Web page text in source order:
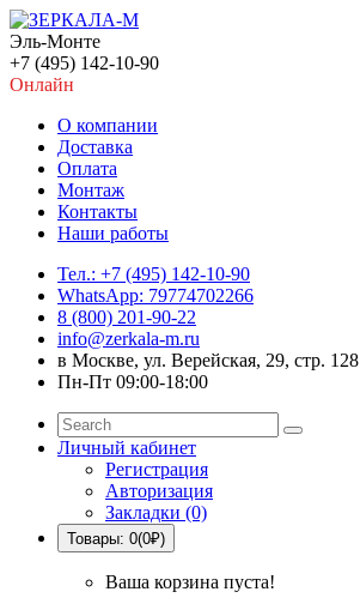
Эль-Монте
+7 (495) 142-10-90
Онлайн
О компании
Доставка
Оплата
Монтаж
Контакты
Наши работы
Тел.: +7 (495) 142-10-90
WhatsApp: 79774702266
8 (800) 201-90-22
info@zerkala-m.ru
в Москве, ул. Верейская, 29, стр. 128
Пн-Пт 09:00-18:00
Личный кабинет
Регистрация
Авторизация
Закладки (0)
Товары: 0(0₽)
Ваша корзина пуста!